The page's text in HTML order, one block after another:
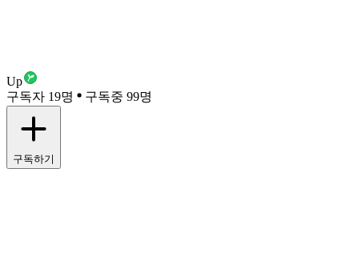
Up
구독자 19명
구독중 99명
구독하기